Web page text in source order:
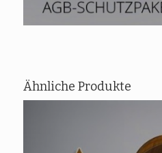
Ähnliche Produkte